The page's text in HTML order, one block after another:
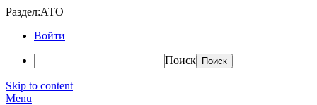
Раздел:АТО
Войти
Поиск
Skip to content
Menu